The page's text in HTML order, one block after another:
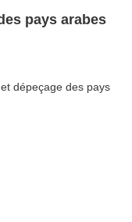
pays arabes